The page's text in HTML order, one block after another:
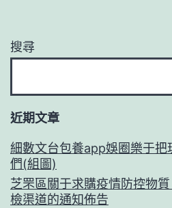
搜尋
近期文章
細數文台包養app娛圈樂于把
們(組圖)
芝罘區關于求購疫情防控物
檢渠道的通知佈告